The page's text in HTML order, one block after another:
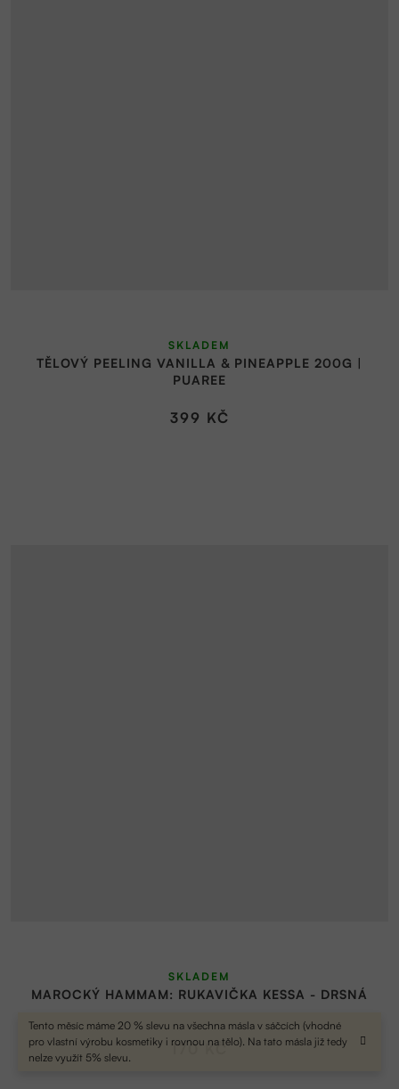
Tento měsíc máme 20 % slevu na všechna másla v sáčcích (vhodné
pro vlastní výrobu kosmetiky i rovnou na tělo). Na tato másla již tedy
nelze využít 5% slevu.
TĚLOVÝ PEELING VANILLA & PINEAPPLE 200G |
PUAREE
SKLADEM
399 KČ
MAROCKÝ HAMMAM: RUKAVIČKA KESSA - DRSNÁ
SKLADEM
170 KČ